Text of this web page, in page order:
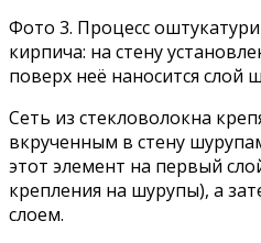
Фото 3. Процесс
кирпича: на стену
поверх неё наносится слой
Сеть из стекловолокна
вкрученным в стену
этот элемент на первый
крепления на шурупы), а
слоем.